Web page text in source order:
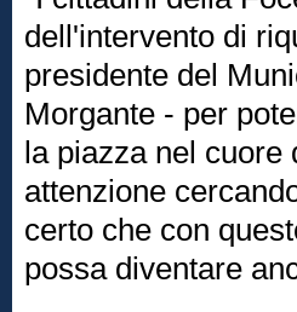
dell'intervento di
presidente del
Morgante - per
la piazza nel cuore
attenzione
certo che con
possa diventare